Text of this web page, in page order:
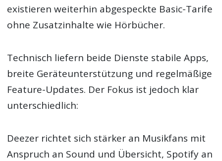
existieren weiterhin abgespeckte Basic-Tarife
ohne Zusatzinhalte wie Hörbücher.
Technisch liefern beide Dienste stabile Apps,
breite Geräteunterstützung und regelmäßige
Feature-Updates. Der Fokus ist jedoch klar
unterschiedlich:
Deezer richtet sich stärker an Musikfans mit
Anspruch an Sound und Übersicht, Spotify an